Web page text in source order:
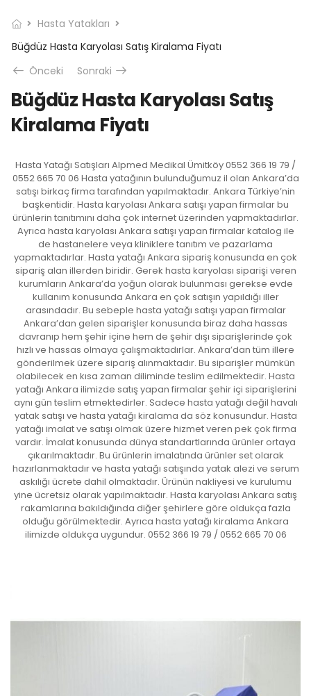
Hasta Yatakları
Büğdüz Hasta Karyolası Satış Kiralama Fiyatı
Önceki
Sonraki
Büğdüz Hasta Karyolası Satış
Kiralama Fiyatı
Hasta Yatağı Satışları Alpmed Medikal Ümitköy 0552 366 19 79 /
0552 665 70 06 Hasta yatağının bulunduğumuz il olan Ankara’da
satışı birkaç firma tarafından yapılmaktadır. Ankara Türkiye’nin
başkentidir. Hasta karyolası Ankara satışı yapan firmalar bu
ürünlerin tanıtımını daha çok internet üzerinden yapmaktadırlar.
Ayrıca hasta karyolası Ankara satışı yapan firmalar katalog ile
de hastanelere veya kliniklere tanıtım ve pazarlama
yapmaktadırlar. Hasta yatağı Ankara sipariş konusunda en çok
sipariş alan illerden biridir. Gerek hasta karyolası siparişi veren
kurumların Ankara’da yoğun olarak bulunması gerekse evde
kullanım konusunda Ankara en çok satışın yapıldığı iller
arasındadır. Bu sebeple hasta yatağı satışı yapan firmalar
Ankara’dan gelen siparişler konusunda biraz daha hassas
davranıp hem şehir içine hem de şehir dışı siparişlerinde çok
hızlı ve hassas olmaya çalışmaktadırlar. Ankara’dan tüm illere
gönderilmek üzere sipariş alınmaktadır. Bu siparişler mümkün
olabilecek en kısa zaman diliminde teslim edilmektedir. Hasta
yatağı Ankara ilimizde satış yapan firmalar şehir içi siparişlerini
aynı gün teslim etmektedirler. Sadece hasta yatağı değil havalı
yatak satışı ve hasta yatağı kiralama da söz konusundur. Hasta
yatağı imalat ve satışı olmak üzere hizmet veren pek çok firma
vardır. İmalat konusunda dünya standartlarında ürünler ortaya
çıkarılmaktadır. Bu ürünlerin imalatında ürünler set olarak
hazırlanmaktadır ve hasta yatağı satışında yatak alezi ve serum
askılığı ücrete dahil olmaktadır. Ürünün nakliyesi ve kurulumu
yine ücretsiz olarak yapılmaktadır. Hasta karyolası Ankara satış
rakamlarına bakıldığında diğer şehirlere göre oldukça fazla
olduğu görülmektedir. Ayrıca hasta yatağı kiralama Ankara
ilimizde oldukça uygundur. 0552 366 19 79 / 0552 665 70 06